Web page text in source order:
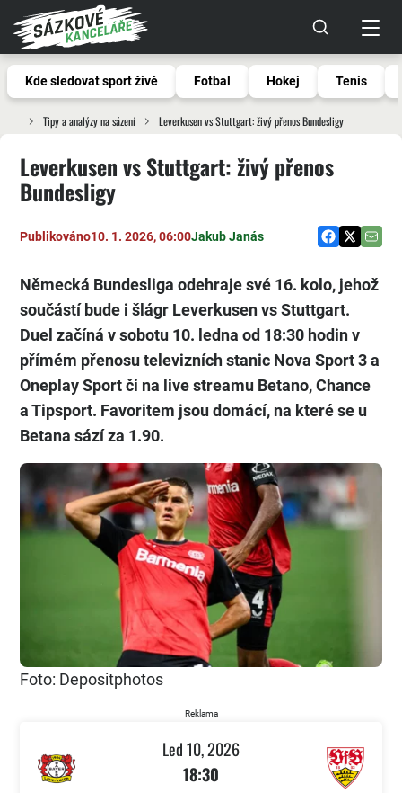
Kde sledovat sport živě Fotbal Hokej Tenis
Tipy a analýzy na sázení Leverkusen vs Stuttgart: živý přenos Bundesligy
Leverkusen vs Stuttgart: živý přenos
Bundesligy
Publikováno10. 1. 2026, 06:00Jakub Janás
Německá Bundesliga odehraje své 16. kolo, jehož
součástí bude i šlágr Leverkusen vs Stuttgart.
Duel začíná v sobotu 10. ledna od 18:30 hodin v
přímém přenosu televizních stanic Nova Sport 3 a
Oneplay Sport či na live streamu Betano, Chance
a Tipsport. Favoritem jsou domácí, na které se u
Betana sází za 1.90.
Foto: Depositphotos
Reklama
Led 10, 2026
18:30